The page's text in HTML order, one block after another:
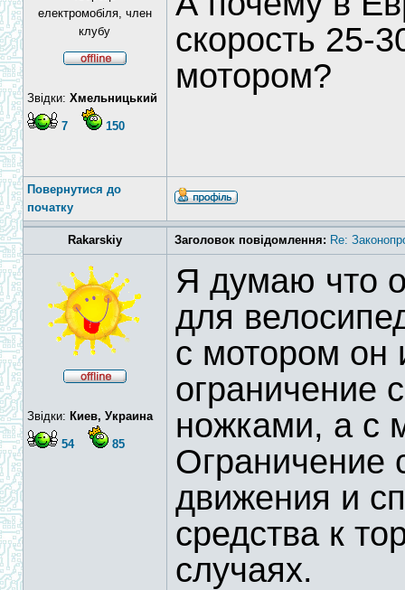
електромобіля, член
клубу
Звідки: Хмельницький
7 150
скорость 25-
мотором?
Повернутися до
початку
Rakarskiy Заголовок повідомлення: Re:
Звідки: Киев, Украина
54 85
Я думаю что
для
с мотором он
ограничение
ножками, а с
Ограничение
движения и
средства к
случаях.